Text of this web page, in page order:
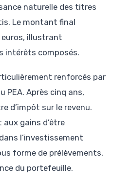
naturelle des titres
Le montant final
illustrant
intérêts composés.
renforcés par
PEA. Après cinq ans,
d’impôt sur le revenu.
gains d’être
l’investissement
forme de prélèvements,
du portefeuille.